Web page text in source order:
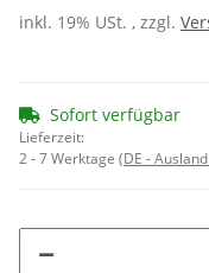
inkl. 19% USt. , zzgl.
Sofort verfügbar
Lieferzeit:
2 - 7 Werktage (DE -